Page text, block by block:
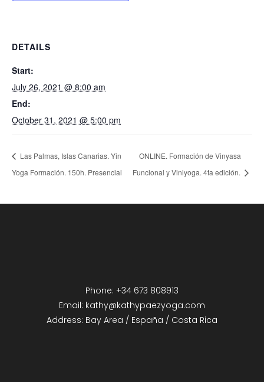
DETAILS
Start:
July 26, 2021 @ 8:00 am
End:
October 31, 2021 @ 5:00 pm
Las Palmas, Islas Canarias. Yin
Yoga Formación. 150h. Presencial
ONLINE. Formación de Vinyasa
Funcional y Viniyoga. 4ta edición.
Phone: +34 673 808913
Email: kathy@kathypaezyoga.com
Address: Bay Area / España / Costa Rica